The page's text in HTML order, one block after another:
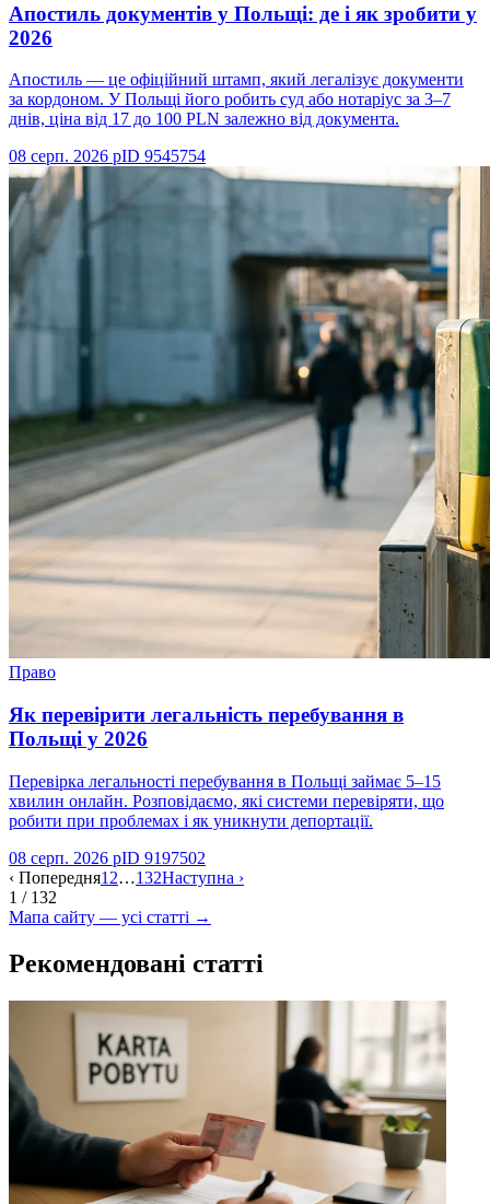
Апостиль документів у Польщі: де і як зробити у
2026
Апостиль — це офіційний штамп, який легалізує документи
за кордоном. У Польщі його робить суд або нотаріус за 3–7
днів, ціна від 17 до 100 PLN залежно від документа.
08 серп. 2026 рID 9545754
Право
Як перевірити легальність перебування в
Польщі у 2026
Перевірка легальності перебування в Польщі займає 5–15
хвилин онлайн. Розповідаємо, які системи перевіряти, що
робити при проблемах і як уникнути депортації.
08 серп. 2026 рID 9197502
‹ Попередня1 2…132Наступна ›
1 / 132
Мапа сайту — усі статті →
Рекомендовані статті